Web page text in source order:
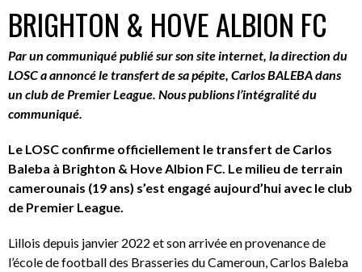
BRIGHTON & HOVE ALBION FC
Par un communiqué publié sur son site internet, la direction du
LOSC a annoncé le transfert de sa pépite, Carlos BALEBA dans
un club de Premier League. Nous publions l’intégralité du
communiqué.
Le LOSC confirme officiellement le transfert de Carlos
Baleba à Brighton & Hove Albion FC. Le milieu de terrain
camerounais (19 ans) s’est engagé aujourd’hui avec le club
de Premier League.
Lillois depuis janvier 2022 et son arrivée en provenance de
l’école de football des Brasseries du Cameroun, Carlos Baleba